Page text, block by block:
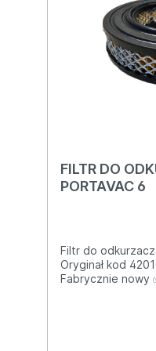
FILTR DO
PORTAVAC 6
Filtr do
Oryginał kod
Fabrycznie nowy